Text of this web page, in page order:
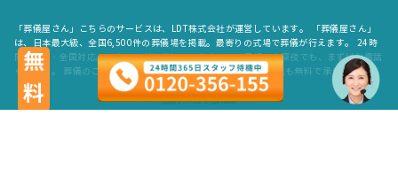
「葬儀屋さん」こちらのサービスは、LDT株式会社が運営しています。 「葬儀屋さん」
は、日本最大級、全国6,500件の葬儀場を掲載。最寄りの式場で葬儀が行えます。 24時
間365日・全国対応。スタッフが待機していますので、早朝でも深夜でも、まずはお電話
ください。 葬儀のご依頼だけでなく、お見積もりや費用のご相談も無料で承ります。
copyright © LDT.Co.Ltd. All Rights Reserved.
無料